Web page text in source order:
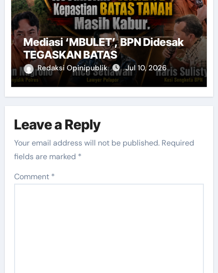
Mediasi ‘MBULET’, BPN Didesak
TEGASKAN BATAS
Redaksi Opinipublik Jul 10, 2026
Leave a Reply
Your email address will not be published. Required
fields are marked *
Comment *